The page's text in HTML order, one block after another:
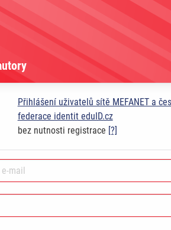
Přihlášení uživatelů sítě MEFANET a
federace identit eduID.cz
bez nutnosti registrace [?]